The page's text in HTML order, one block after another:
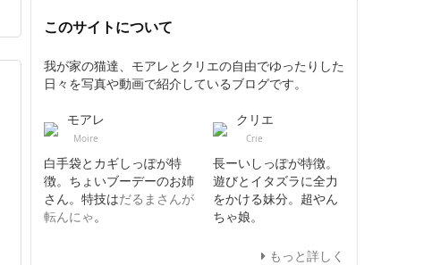
このサイトについて
我が家の猫達、モアレとクリエの自由でゆったりした
日々を写真や動画で紹介しているブログです。
モアレ
Moire
白手袋とカギしっぽが特
徴。ちょいブーデーのお姉
さん。特技はだるまさんが
転んにゃ。
クリエ
Crie
長ーいしっぽが特徴。
遊びとイタズラに全力
をかける妹分。超やん
ちゃ娘。
もっと詳しく